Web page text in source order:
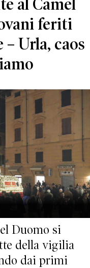
al Camel
feriti
Urla, caos
Duomo si
della vigilia
dai primi